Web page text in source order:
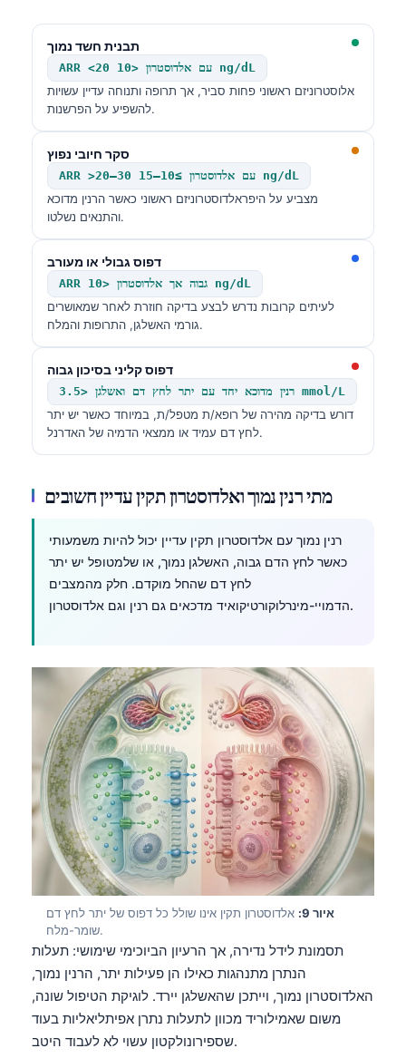
תבנית חשד נמוך
ARR <20 עם אלדוסטרון <10 ng/dL
אלוסטרוניזם ראשוני פחות סביר, אך תרופה ותנוחה עדיין עשויות
להשפיע על הפרשנות.
סקר חיובי נפוץ
ARR >20–30 עם אלדוסטרון ≥10–15 ng/dL
מצביע על היפראלדוסטרוניזם ראשוני כאשר הרנין מדוכא
והתנאים נשלטו.
דפוס גבולי או מעורב
ARR גבוה אך אלדוסטרון <10 ng/dL
לעיתים קרובות נדרש לבצע בדיקה חוזרת לאחר שמאושרים
גורמי האשלגן, התרופות והמלח.
דפוס קליני בסיכון גבוה
רנין מדוכא יחד עם יתר לחץ דם ואשלגן <3.5 mmol/L
דורש בדיקה מהירה של רופא/ת מטפל/ת, במיוחד כאשר יש יתר
לחץ דם עמיד או ממצאי הדמיה של האדרנל.
מתי רנין נמוך ואלדוסטרון תקין עדיין חשובים
רנין נמוך עם אלדוסטרון תקין עדיין יכול להיות משמעותי
כאשר לחץ הדם גבוה, האשלגן נמוך, או שלמטופל יש יתר
לחץ דם שהחל מוקדם. חלק מהמצבים
הדמויי-מינרלוקורטיקואיד מדכאים גם רנין וגם אלדוסטרון.
איור 9:
אלדוסטרון תקין אינו שולל כל דפוס של יתר לחץ דם
שומר-מלח.
תסמונת לידל נדירה, אך הרעיון הביוכימי שימושי: תעלות
הנתרן מתנהגות כאילו הן פעילות יתר, הרנין נמוך,
האלדוסטרון נמוך, וייתכן שהאשלגן יירד. לוגיקת הטיפול שונה,
משום שאמילוריד מכוון לתעלות נתרן אפיתליאליות בעוד
שספירונולקטון עשוי לא לעבוד היטב.
Magyar
Shqip
বাংলা
मराठी
తెలుగు
தமிழ்
ગુજરાતી
ಕನ್ನಡ
മലയാളം
Bahasa Melayu
Tiếng Việt
Tagalog
ဗမာစာ
ភាសាខ្មែរ
Kiswahili
Українська
Català
Қазақ тілі
Suomi
Hrvatski
Slovenčina
كوردی‎
سنڌي
සිංහල
অসমীয়া
Galego
Latviešu valoda
Македонски јазик
Euskara